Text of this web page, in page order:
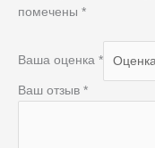
помечены *
Ваша оценка *
Ваш отзыв *